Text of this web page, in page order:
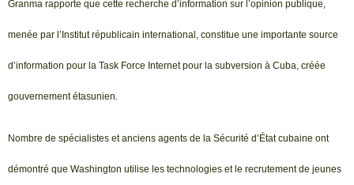
Granma rapporte que cette recherche d’information sur l’opinion publique,
menée par l’Institut républicain international, constitue une importante source
d’information pour la Task Force Internet pour la subversion à Cuba, créée
gouvernement étasunien.
Nombre de spécialistes et anciens agents de la Sécurité d’État cubaine ont
démontré que Washington utilise les technologies et le recrutement de jeunes